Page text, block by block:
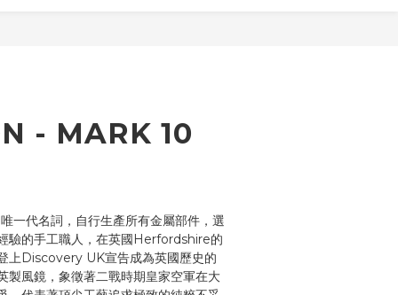
- MARK 10
一代名詞，自行生產所有金屬部件，選
驗的手工職人，在英國Herfordshire的
上Discovery UK宣告成為英國歷史的
製風鏡，象徵著二戰時期皇家空軍在大